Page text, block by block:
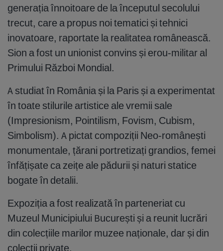
generația înnoitoare de la începutul secolului
trecut, care a propus noi tematici și tehnici
inovatoare, raportate la realitatea românească.
Sion a fost un unionist convins și erou-militar al
Primului Război Mondial.
A studiat în România și la Paris și a experimentat
în toate stilurile artistice ale vremii sale
(Impresionism, Pointilism, Fovism, Cubism,
Simbolism). A pictat compoziții Neo-românești
monumentale, țărani portretizați grandios, femei
înfățișate ca zeițe ale pădurii și naturi statice
bogate în detalii.
Expoziția a fost realizată în parteneriat cu
Muzeul Municipiului București și a reunit lucrări
din colecțiile marilor muzee naționale, dar și din
colecții private.